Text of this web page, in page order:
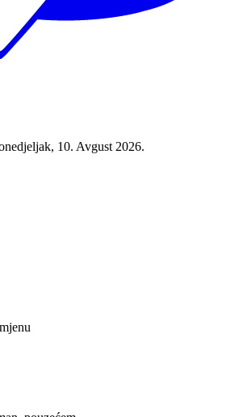
10. Avgust 2026.